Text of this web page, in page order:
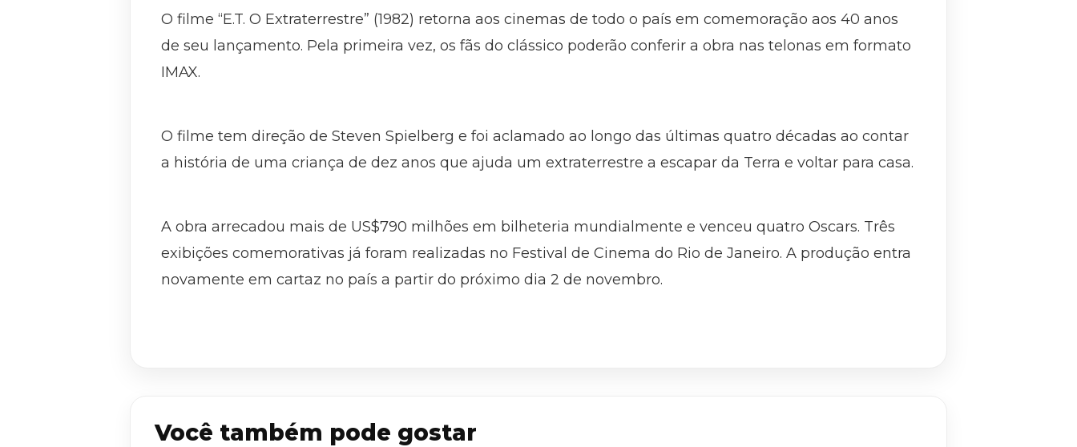
O filme “E.T. O Extraterrestre” (1982) retorna aos cinemas de todo o país em comemoração aos 40 anos
de seu lançamento. Pela primeira vez, os fãs do clássico poderão conferir a obra nas telonas em formato
IMAX.
O filme tem direção de Steven Spielberg e foi aclamado ao longo das últimas quatro décadas ao contar
a história de uma criança de dez anos que ajuda um extraterrestre a escapar da Terra e voltar para casa.
A obra arrecadou mais de US$790 milhões em bilheteria mundialmente e venceu quatro Oscars. Três
exibições comemorativas já foram realizadas no Festival de Cinema do Rio de Janeiro. A produção entra
novamente em cartaz no país a partir do próximo dia 2 de novembro.
Você também pode gostar